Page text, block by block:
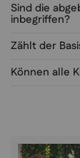
Sind die
inbegriffen?
Zählt der
Können alle